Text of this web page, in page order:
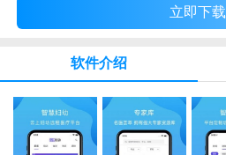
立即下载
软件介绍